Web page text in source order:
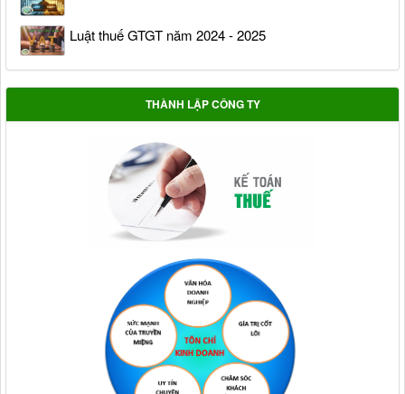
Luật thuế GTGT năm 2024 - 2025
THÀNH LẬP CÔNG TY